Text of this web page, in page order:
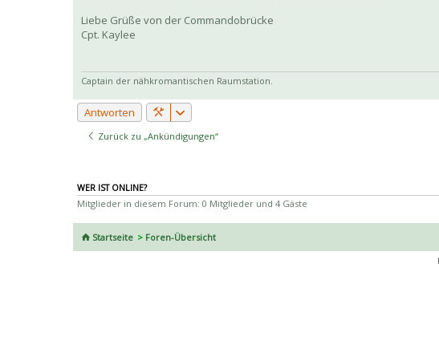
Liebe Grüße von der Commandobrücke
Cpt. Kaylee
Captain der nähkromantischen Raumstation.
Antworten
Zurück zu „Ankündigungen“
WER IST ONLINE?
Mitglieder in diesem Forum: 0 Mitglieder und 4 Gäste
Startseite Foren-Übersicht